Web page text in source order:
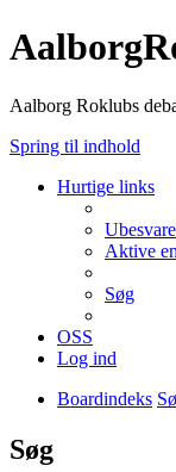
Aalborg Roklubs
Spring til indhold
Hurtige links
Aktive
Søg
OSS
Log ind
Boardindeks
Søg